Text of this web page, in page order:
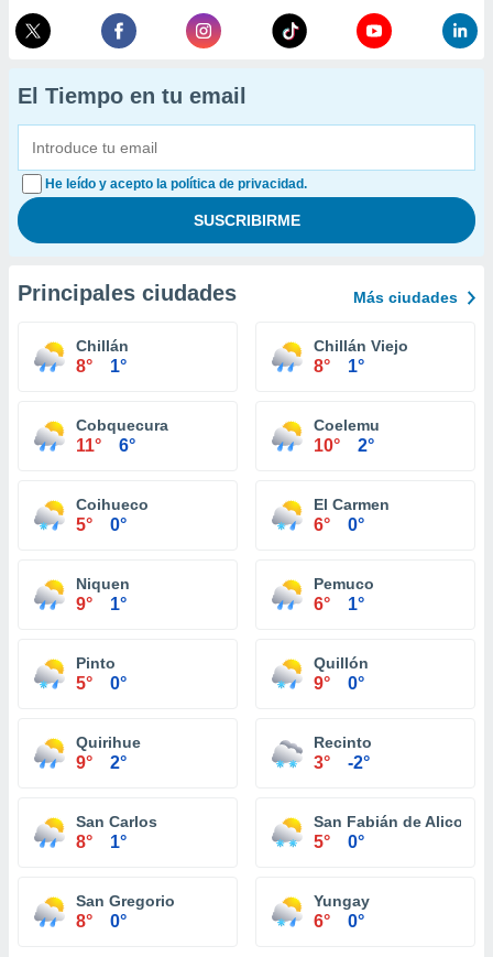
El Tiempo en tu email
He leído y acepto la política de privacidad.
Principales ciudades Más ciudades
Chillán
8° 1°
Chillán Viejo
8° 1°
Cobquecura
11° 6°
Coelemu
10° 2°
Coihueco
5° 0°
El Carmen
6° 0°
Niquen
9° 1°
Pemuco
6° 1°
Pinto
5° 0°
Quillón
9° 0°
Quirihue
9° 2°
Recinto
3° -2°
San Carlos
8° 1°
San Fabián de Alico
5° 0°
San Gregorio
8° 0°
Yungay
6° 0°